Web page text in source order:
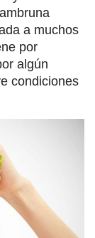
a muchos
por
algún
condiciones